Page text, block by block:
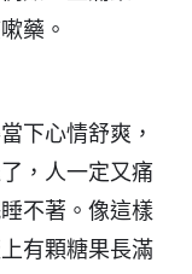
藥。
下心情舒爽，
，人一定又痛
不著。像這樣
有顆糖果長滿